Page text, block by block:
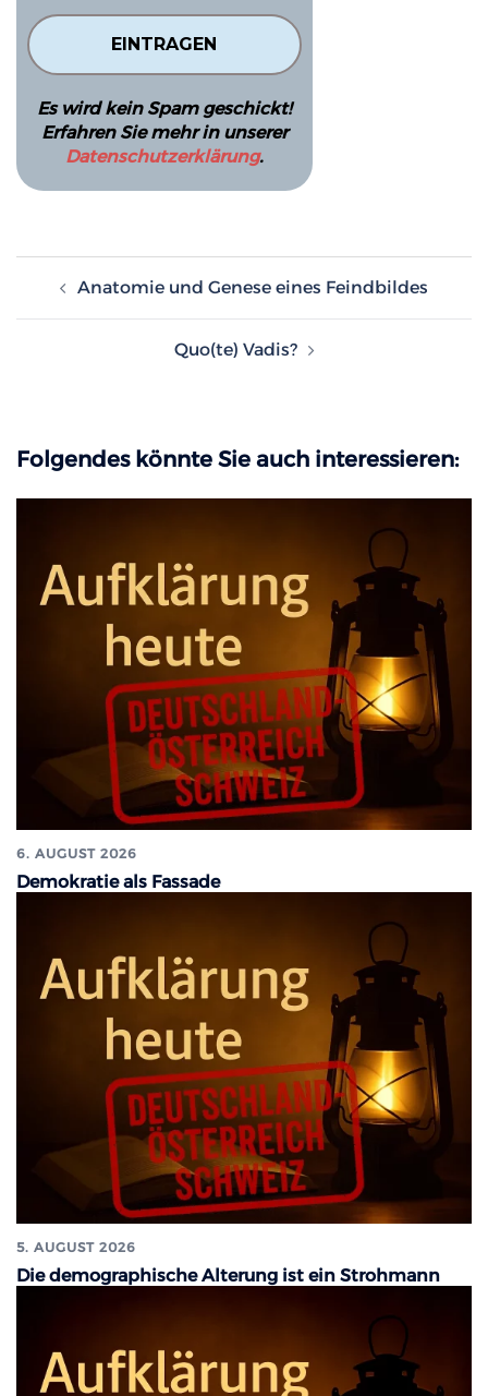
Es wird kein Spam geschickt!
Erfahren Sie mehr in unserer
Datenschutzerklärung.
Anatomie und Genese eines Feindbildes
Quo(te) Vadis?
Folgendes könnte Sie auch interessieren:
6. AUGUST 2026
Demokratie als Fassade
5. AUGUST 2026
Die demographische Alterung ist ein Strohmann